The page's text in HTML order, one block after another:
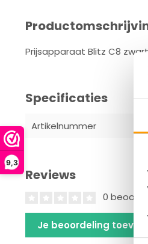
9,3
Prijsapparaat Blitz C8 zwart
Specificaties
Artikelnummer
Reviews
0
Je beoordeling